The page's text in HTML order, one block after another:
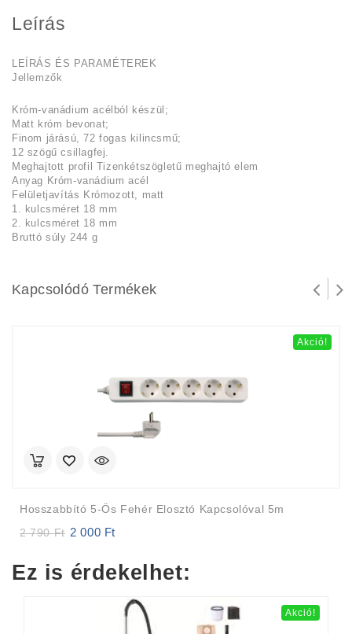
Leírás
LEÍRÁS ÉS PARAMÉTEREK
Jellemzők
Króm-vanádium acélból készül;
Matt króm bevonat;
Finom járású, 72 fogas kilincsmű;
12 szögű csillagfej.
Meghajtott profil Tizenkétszögletű meghajtó elem
Anyag Króm-vanádium acél
Felületjavítás Krómozott, matt
1. kulcsméret 18 mm
2. kulcsméret 18 mm
Bruttó súly 244 g
Kapcsolódó Termékek
Akció!
Hosszabbító 5-Ös Fehér Elosztó Kapcsolóval 5m
2 790Ft Original
2
2 000 Ft
2
Ez is érdekelhet:
Akció!